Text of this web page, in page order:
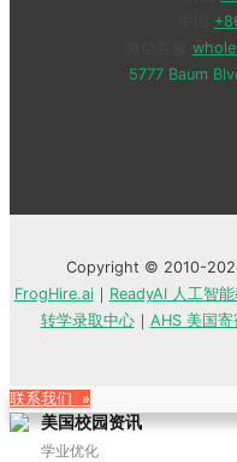
5777 Baum
Copyright © 2010-
FrogHire.ai｜ ReadyAI 人工智
转学录取中心｜ AHS 美国
联系我们 »
美国校园资讯
学业优化